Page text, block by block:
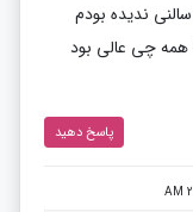
ندیده بودم
همه چی عالی بود
پاسخ دهید